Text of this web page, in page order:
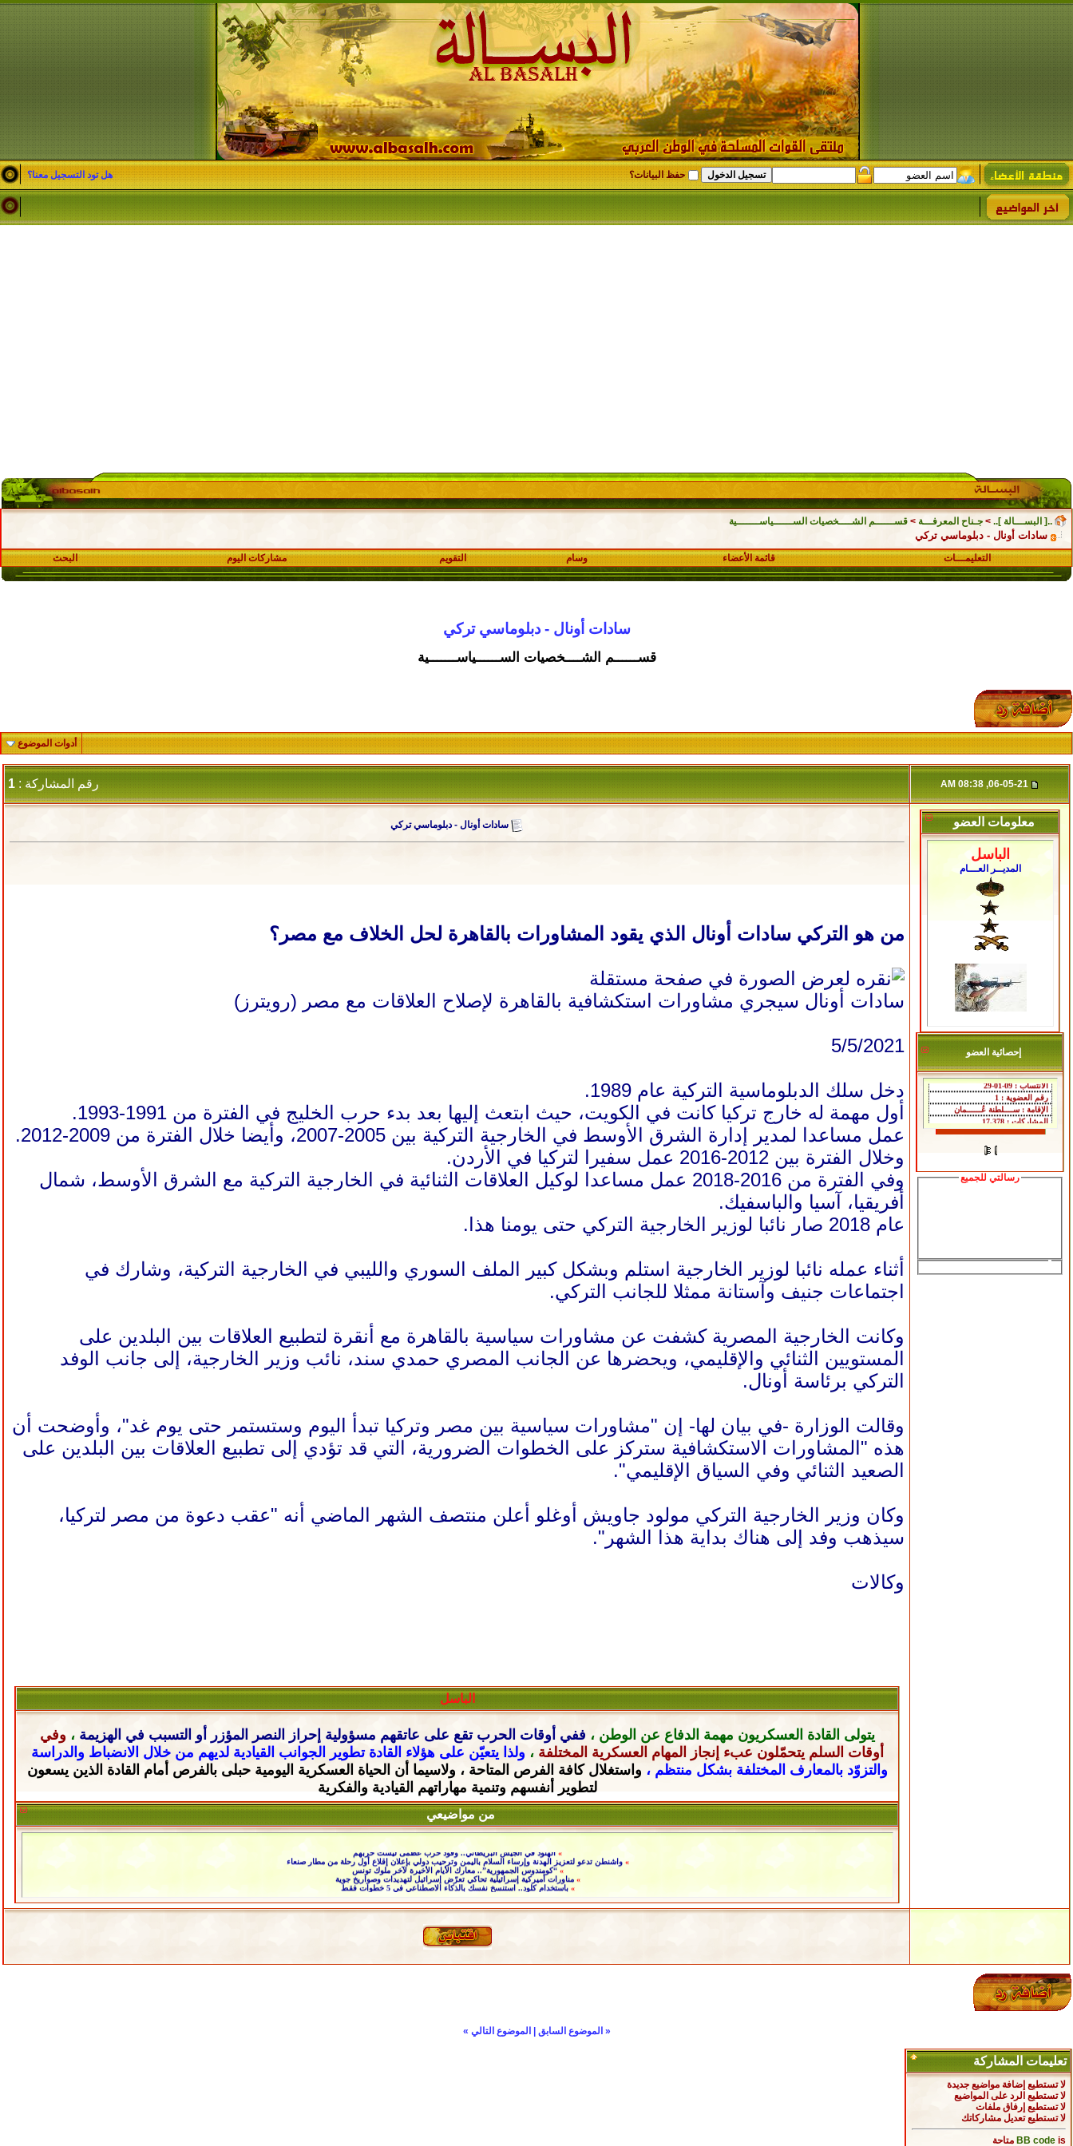
حفظ البيانات؟ هل تود التسجيل معنا؟
..[ البســـالة ].. > جـناح المعرفـــة > قســــــم الشــــخصيات الســــــياســـــــية
سادات أونال - دبلوماسي تركي
التعليمـــات قائمة الأعضاء وسام التقويم مشاركات اليوم البحث
سادات أونال - دبلوماسي تركي
قســــــم الشــــخصيات الســــــياســـــــية
أدوات الموضوع
رقم المشاركة : 1
معلومات العضو
الباسل
المديــر العـــام
إحصائية العضو
رسالتي للجميع
سادات أونال - دبلوماسي تركي
من هو التركي سادات أونال الذي يقود المشاورات بالقاهرة لحل الخلاف مع مصر؟
سادات أونال سيجري مشاورات استكشافية بالقاهرة لإصلاح العلاقات مع مصر (رويترز)
5/5/2021
دخل سلك الدبلوماسية التركية عام 1989.
أول مهمة له خارج تركيا كانت في الكويت، حيث ابتعث إليها بعد بدء حرب الخليج في الفترة من 1991-1993.
عمل مساعدا لمدير إدارة الشرق الأوسط في الخارجية التركية بين 2005-2007، وأيضا خلال الفترة من 2009-2012.
وخلال الفترة بين 2012-2016 عمل سفيرا لتركيا في الأردن.
وفي الفترة من 2016-2018 عمل مساعدا لوكيل العلاقات الثنائية في الخارجية التركية مع الشرق الأوسط، شمال
أفريقيا، آسيا والباسفيك.
عام 2018 صار نائبا لوزير الخارجية التركي حتى يومنا هذا.
أثناء عمله نائبا لوزير الخارجية استلم وبشكل كبير الملف السوري والليبي في الخارجية التركية، وشارك في
اجتماعات جنيف وآستانة ممثلا للجانب التركي.
وكانت الخارجية المصرية كشفت عن مشاورات سياسية بالقاهرة مع أنقرة لتطبيع العلاقات بين البلدين على
المستويين الثنائي والإقليمي، ويحضرها عن الجانب المصري حمدي سند، نائب وزير الخارجية، إلى جانب الوفد
التركي برئاسة أونال.
وقالت الوزارة -في بيان لها- إن "مشاورات سياسية بين مصر وتركيا تبدأ اليوم وستستمر حتى يوم غد"، وأوضحت أن
هذه "المشاورات الاستكشافية ستركز على الخطوات الضرورية، التي قد تؤدي إلى تطبيع العلاقات بين البلدين على
الصعيد الثنائي وفي السياق الإقليمي".
وكان وزير الخارجية التركي مولود جاويش أوغلو أعلن منتصف الشهر الماضي أنه "عقب دعوة من مصر لتركيا،
سيذهب وفد إلى هناك بداية هذا الشهر".
وكالات
الباسل
يتولى القادة العسكريون مهمة الدفاع عن الوطن ، ففي أوقات الحرب تقع على عاتقهم مسؤولية إحراز النصر المؤزر أو التسبب في الهزيمة ، وفي
أوقات السلم يتحمّلون عبء إنجاز المهام العسكرية المختلفة ، ولذا يتعيّن على هؤلاء القادة تطوير الجوانب القيادية لديهم من خلال الانضباط والدراسة
والتزوّد بالمعارف المختلفة بشكل منتظم ، واستغلال كافة الفرص المتاحة ، ولاسيما أن الحياة العسكرية اليومية حبلى بالفرص أمام القادة الذين يسعون
لتطوير أنفسهم وتنمية مهاراتهم القيادية والفكرية
من مواضيعي
الهنود في الجيش البريطاني.. وقود حرب عظمى ليست حربهم
واشنطن تدعو لتعزيز الهدنة وإرساء السلام باليمن وترحيب دولي بإعلان إقلاع أول رحلة من مطار صنعاء
»“كومندوس الجمهورية”.. معارك الأيام الأخيرة لآخر ملوك تونس
مناورات أميركية إسرائيلية تحاكي تعرّض إسرائيل لتهديدات وصواريخ جوية
»باستخدام كلود.. استنسخ نفسك بالذكاء الاصطناعي في 5 خطوات فقط
« الموضوع السابق الموضوع التالي »
تعليمات المشاركة
لا تستطيع إضافة مواضيع جديدة
لا تستطيع الرد على المواضيع
لا تستطيع إرفاق ملفات
لا تستطيعتعديل مشاركاتك
BB codeis
متاحة